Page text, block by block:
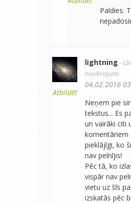
Paldies.
Atbildēt
lightning -
novērojumi
04.02.2016
Neņem pie
tekstus... Es
un vairāki citi
komentāriem
pieklājīgi, ko
nav pelnījis!
Pēc tā, ko
vispār nav
vietu uz šīs
izskatās pēc